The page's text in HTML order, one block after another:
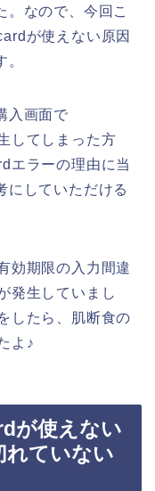
。なので、今回こ
が使えない原因
入画面で
してしまった方
エラーの理由に当
にしていただける
効期限の入力間違
発生していまし
したら、肌断食の
よ♪
が使えない
れていない